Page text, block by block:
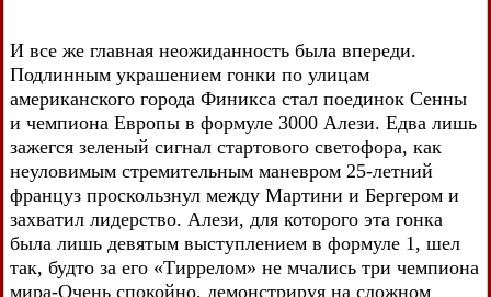
И все же главная неожиданность была впереди.
Подлинным украшением гонки по улицам
американского города Финикса стал поединок Сенны
и чемпиона Европы в формуле 3000 Алези. Едва лишь
зажегся зеленый сигнал стартового светофора, как
неуловимым стремительным маневром 25-летний
француз проскользнул между Мартини и Бергером и
захватил лидерство. Алези, для которого эта гонка
была лишь девятым выступлением в формуле 1, шел
так, будто за его «Тиррелом» не мчались три чемпиона
мира-Очень спокойно, демонстрируя на сложном